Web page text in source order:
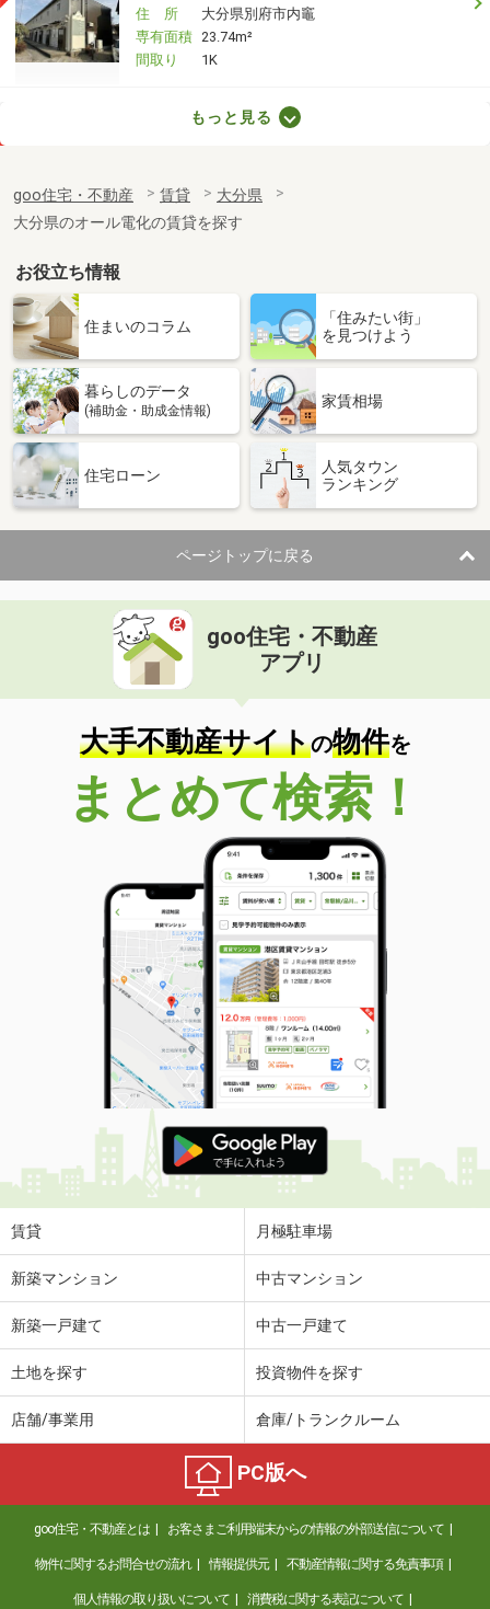
住 所
大分県別府市内竈
専有面積 23.74m²
間取り
1K
専有面積
32.34m²
間取り
1K
大分県中津市大字上宮永
価 格
5.70万円
大分県中津市大字上宮永
専有面積 58.84m²
間取り
大分県中津市大字永添
住 所
大分県中津市大字永添
専有面積 50.78m²
間取り
2LDK
大分県大分市大字津守
価 格
住 所
大分県大分市大字津守
専有面積 23.18m²
間取り
1K
大分県大分市汐見２
価 格
5.10万円
大分県大分市汐見２
42.17m²
間取り
1LDK
大分県大分市六坊北町
価 格
4.70万円
住 所
大分県大分市六坊北町
専有面積 19.87m²
間取り
1K
大分県大分市三川下１
価 格
6.20万円
住 所
大分県大分市三川下１
専有面積
大分県大分市大字迫
6.85万円
大分県大分市花江川
3.90万円
住 所
大分県大分市花江川
専有面積 40.04m²
間取り
2DK
大分県杵築市大字南杵築
もっと見る
goo住宅・不動産 賃貸
大分県
大分県のオール電化の賃貸を探す
お役立ち情報
住まいのコラム
「住みたい街」
を見つけよう
暮らしのデータ
(補助金・助成金情報)
家賃相場
住宅ローン
人気タウン
ランキング
ページトップに戻る
goo住宅・不動産
アプリ
大手不動産サイトの物件を
まとめて検索！
賃貸 月極駐車場
新築マンション 中古マンション
新築一戸建て 中古一戸建て
土地を探す 投資物件を探す
店舗/事業用 倉庫/トランクルーム
PC版へ
goo住宅・不動産とは お客さまご利用端末からの情報の外部送信について
物件に関するお問合せの流れ 情報提供元 不動産情報に関する免責事項
個人情報の取り扱いについて 消費税に関する表記について